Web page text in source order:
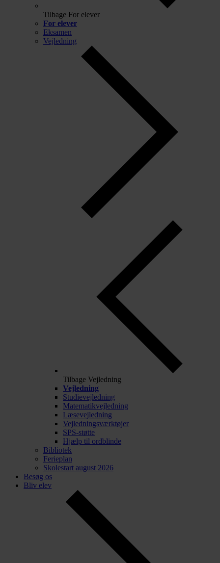
Tilbage For elever
For elever
Eksamen
Vejledning
Tilbage Vejledning
Vejledning
Studievejledning
Matematikvejledning
Læsevejledning
Vejledningsværktøjer
SPS-støtte
Hjælp til ordblinde
Bibliotek
Ferieplan
Skolestart august 2026
Besøg os
Bliv elev